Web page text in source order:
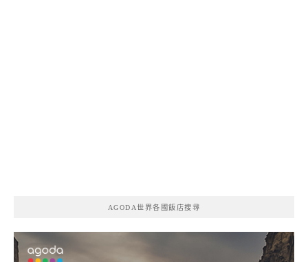
AGODA世界各國飯店搜尋